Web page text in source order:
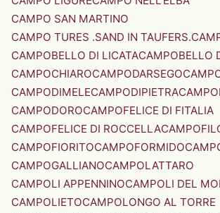
CAMPO SAN MARTINO
CAMPO TURES .SAND IN TAUFERS.
CAMPOBELLO DI LICATACAMPOBELLO
CAMPOCHIAROCAMPODARSEGO
CAMPODIMELECAMPODIPIETRA
CAMPODOROCAMPOFELICE DI FITALIA
CAMPOFELICE DI ROCCELLA
CAMPOFIORITOCAMPOFORMIDO
CAMPOGALLIANOCAMPOLATTARO
CAMPOLI APPENNINOCAMPOLI DEL
CAMPOLIETOCAMPOLONGO AL TORRE